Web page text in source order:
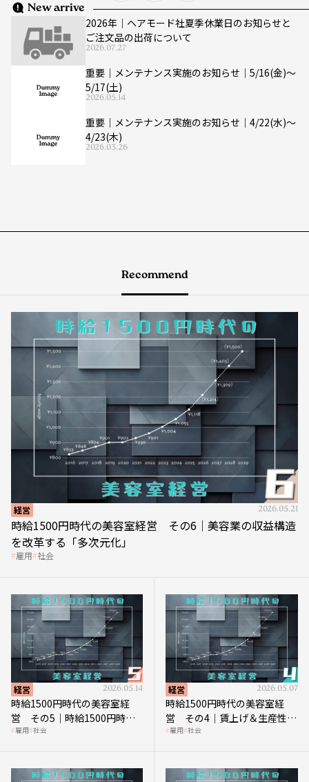
New arrive
2026年｜ヘアモード社夏季休業日のお知らせと
ご注文品の出荷について
2026.07.27
重要｜メンテナンス実施のお知らせ｜5/16(金)〜
5/17(土)
2026.05.14
重要｜メンテナンス実施のお知らせ｜4/22(水)〜
4/23(木)
2026.03.26
Recommend
経営 2026.05.21
時給1500円時代の美容室経営 その6｜美容業の収益構造
を改革する「多次元化」
雇用 社会
経営 2026.05.14
時給1500円時代の美容室経
営 その5｜時給1500円時代
の到来は美容業の収益構造を
雇用 社会
経営 2026.05.07
時給1500円時代の美容室経
営 その4｜賃上げ＆生産性向
上につなげる賢い助成金活用
雇用 社会